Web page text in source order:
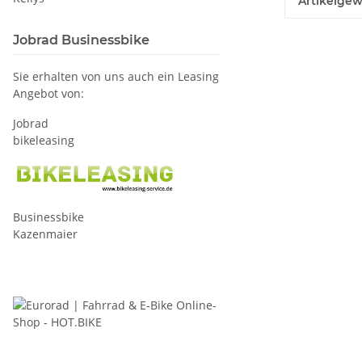
Jobrad Businessbike
Sie erhalten von uns auch ein Leasing
Angebot von:
Jobrad
bikeleasing
Businessbike
Kazenmaier